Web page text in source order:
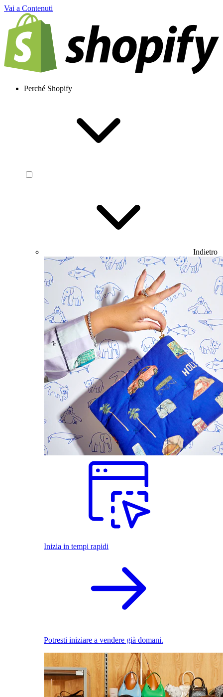
Vai a Contenuti
Perché Shopify
Indietro
Inizia in tempi rapidi
Potresti iniziare a vendere già domani.